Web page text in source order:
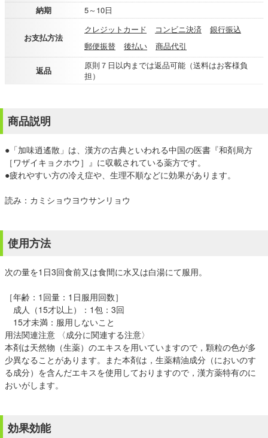
納期
5～10日
お支払方法
クレジットカード コンビニ決済
銀行振込
郵便振替
後払い 商品代引
返品
原則７日以内までは返品可能（送料はお客様負
担）
商品説明
●「加味逍遙散」は、漢方の古典といわれる中国の医書『和剤局方
［ワザイキョクホウ］』に収載されている薬方です。
●疲れやすい方の冷え症や、生理不順などに効果があります。
読み：カミショウヨウサンリョウ
使用方法
次の量を1日3回食前又は食間に水又は白湯にて服用。
［年齢：1回量：1日服用回数］
成人（15才以上）：1包：3回
15才未満：服用しないこと
用法関連注意 〈成分に関連する注意〉
本剤は天然物（生薬）のエキスを用いていますので，顆粒の色が多
少異なることがあります。また本剤は，生薬精油成分（においのす
る成分）を含んだエキスを使用しておりますので，漢方薬特有のに
おいがします。
効果効能